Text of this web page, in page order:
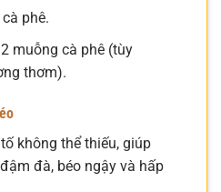
phê.
muỗng cà phê (tùy
thơm).
không thể thiếu, giúp
đà, béo ngậy và hấp